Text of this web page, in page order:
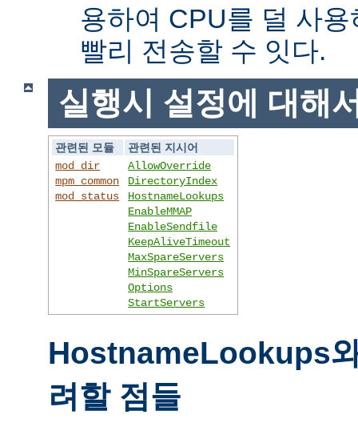
용하여 CPU를 덜 사
빨리 전송할 수 잇다.
실행시 설정에 대해
관련된 모듈
관련된 지시어
mod_dir
mpm_common
mod_status
AllowOverride
DirectoryIndex
HostnameLookups
EnableMMAP
EnableSendfile
KeepAliveTimeout
MaxSpareServers
MinSpareServers
Options
StartServers
HostnameLookups
려할 점들